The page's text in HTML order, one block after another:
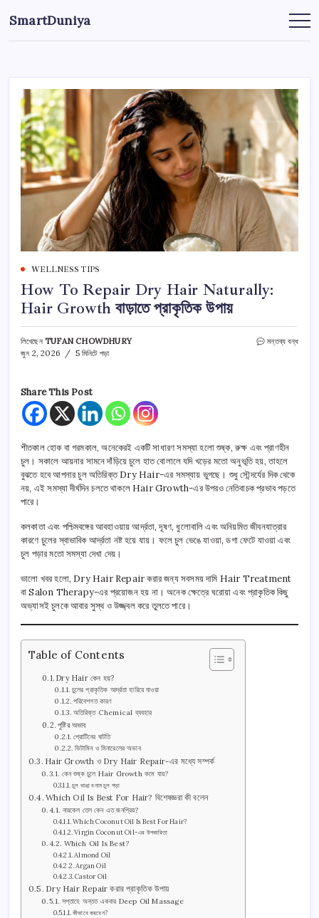
লেখায়
যান
SmartDuniya
Be
&
fitness
tips.
WELLNESS TIPS
How To Repair Dry Hair Naturally:
Hair Growth বাড়াতে প্রাকৃতিক উপায়
লিখেছেন TUFAN CHOWDHURY
জুন 2, 2026
5 মিনিটে পড়া
How
প্রাকৃতিক
উপায়
তে
মন্তব্য বন্ধ
Share This Post
শীতকাল হোক বা গরমকাল, অনেকেরই একটি সাধারণ সমস্যা হলো শুষ্ক, রুক্ষ এবং প্রাণহীন
চুল। সকালে আয়নার সামনে দাঁড়িয়ে চুলে হাত বোলালে যদি খড়ের মতো অনুভূতি হয়, তাহলে
বুঝতে হবে আপনার চুল অতিরিক্ত Dry Hair-এর সমস্যায় ভুগছে। শুধু সৌন্দর্যের দিক থেকে
নয়, এই সমস্যা দীর্ঘদিন চলতে থাকলে Hair Growth-এর উপরও নেতিবাচক প্রভাব পড়তে
পারে।
কলকাতা এবং পশ্চিমবঙ্গের আবহাওয়ায় আর্দ্রতা, দূষণ, ধুলোবালি এবং অনিয়মিত জীবনযাত্রার
কারণে চুলের স্বাভাবিক আর্দ্রতা নষ্ট হয়ে যায়। ফলে চুল ভেঙে যাওয়া, ডগা ফেটে যাওয়া এবং
চুল পড়ার মতো সমস্যা দেখা দেয়।
ভালো খবর হলো, Dry Hair Repair করার জন্য সবসময় দামি Hair Treatment
বা Salon Therapy-এর প্রয়োজন হয় না। অনেক ক্ষেত্রে ঘরোয়া এবং প্রাকৃতিক কিছু
অভ্যাসই চুলকে আবার সুস্থ ও উজ্জ্বল করে তুলতে পারে।
Table of Contents
Dry Hair কেন হয়?
চুলের প্রাকৃতিক আর্দ্রতা হারিয়ে যাওয়া
পরিবেশগত কারণ
অতিরিক্ত Chemical ব্যবহার
পুষ্টির অভাব
প্রোটিনের ঘাটতি
ভিটামিন ও মিনারেলের অভাব
Hair Growth ও Dry Hair Repair-এর মধ্যে সম্পর্ক
কেন শুষ্ক চুলে Hair Growth কমে যায়?
চুল ভাঙা বনাম চুল পড়া
Which Oil Is Best For Hair? বিশেষজ্ঞরা কী বলেন
নারকেল তেল কেন এত জনপ্রিয়?
Which Coconut Oil Is Best For Hair?
Virgin Coconut Oil-এর উপকারিতা
Which Oil Is Best?
Almond Oil
Argan Oil
Castor Oil
Dry Hair Repair করার প্রাকৃতিক উপায়
সপ্তাহে অন্তত একবার Deep Oil Massage
কীভাবে করবেন?